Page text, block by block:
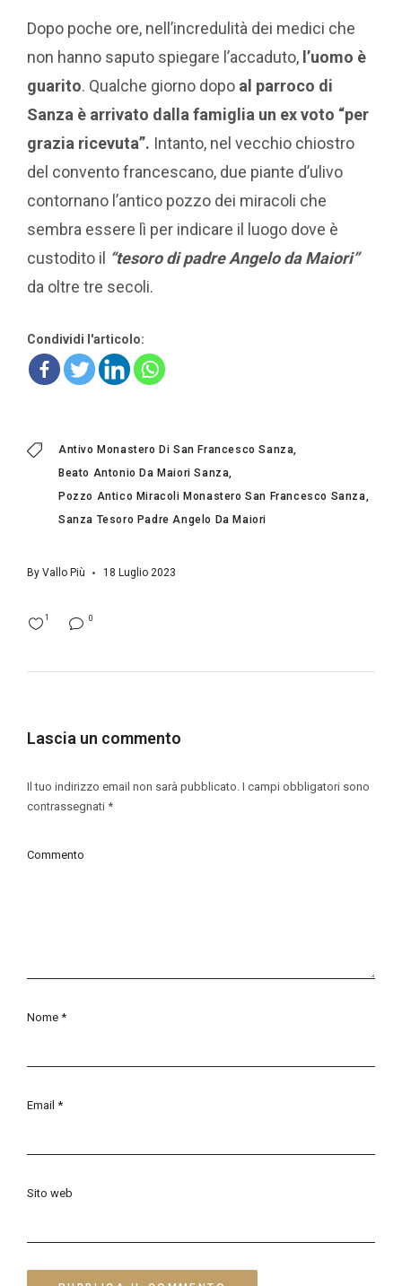
Dopo poche ore, nell’incredulità dei medici che
non hanno saputo spiegare l’accaduto, l’uomo è
guarito. Qualche giorno dopo al parroco di
Sanza è arrivato dalla famiglia un ex voto “per
grazia ricevuta”. Intanto, nel vecchio chiostro
del convento francescano, due piante d’ulivo
contornano l’antico pozzo dei miracoli che
sembra essere lì per indicare il luogo dove è
custodito il “tesoro di padre Angelo da Maiori”
da oltre tre secoli.
Condividi l'articolo:
Antivo Monastero Di San Francesco Sanza
Beato Antonio Da Maiori Sanza
Pozzo Antico Miracoli Monastero San Francesco Sanza
Sanza Tesoro Padre Angelo Da Maiori
By Vallo Più 18 Luglio 2023
0
1
Lascia un commento
Il tuo indirizzo email non sarà pubblicato. I campi obbligatori sono
contrassegnati *
Commento
Nome *
Email *
Sito web